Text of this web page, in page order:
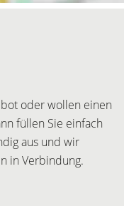
oder wollen einen
füllen Sie einfach
aus und wir
in Verbindung.